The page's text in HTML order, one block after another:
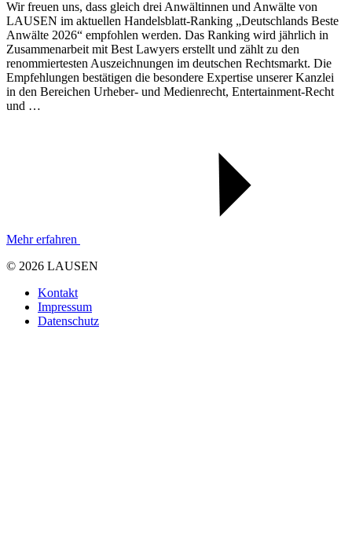
Wir freuen uns, dass gleich drei Anwältinnen und Anwälte von
LAUSEN im aktuellen Handelsblatt-Ranking „Deutschlands Beste
Anwälte 2026“ empfohlen werden. Das Ranking wird jährlich in
Zusammenarbeit mit Best Lawyers erstellt und zählt zu den
renommiertesten Auszeichnungen im deutschen Rechtsmarkt. Die
Empfehlungen bestätigen die besondere Expertise unserer Kanzlei
in den Bereichen Urheber- und Medienrecht, Entertainment-Recht
und …
Mehr erfahren
© 2026 LAUSEN
Kontakt
Impressum
Datenschutz